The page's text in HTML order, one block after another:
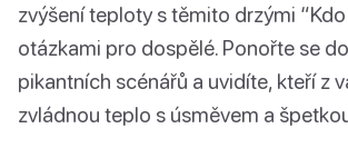
zvýšení teploty s těmito drzými
otázkami pro dospělé. Ponořte se
pikantních scénářů a uvidíte, kteří z
zvládnou teplo s úsměvem a